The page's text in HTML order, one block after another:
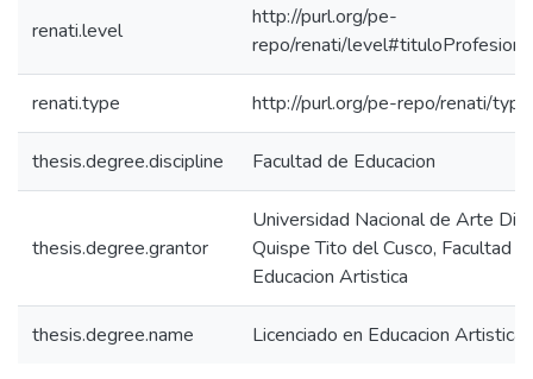
renati.level
http://purl.org/pe-
repo/renati/
renati.type http://purl.org/pe-repo/renati/
thesis.degree.discipline Facultad de Educacion
thesis.degree.grantor
Universidad Nacional de Arte
Quispe Tito del Cusco, Facultad
Educacion Artistica
thesis.degree.name Licenciado en Educacion Artistica